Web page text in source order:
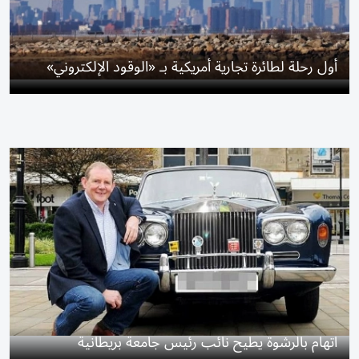
أول رحلة لطائرة تجارية أمريكية بـ «الوقود الإلكتروني»
اتهام بالرشوة يطيح نائب رئيس جامعة بريطانية